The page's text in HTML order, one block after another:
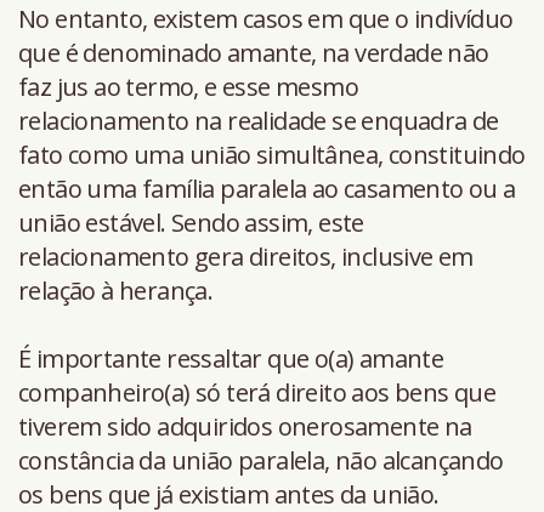
No entanto, existem casos em que o indivíduo
que é denominado amante, na verdade não
faz jus ao termo, e esse mesmo
relacionamento na realidade se enquadra de
fato como uma união simultânea, constituindo
então uma família paralela ao casamento ou a
união estável. Sendo assim, este
relacionamento gera direitos, inclusive em
relação à herança.
É importante ressaltar que o(a) amante
companheiro(a) só terá direito aos bens que
tiverem sido adquiridos onerosamente na
constância da união paralela, não alcançando
os bens que já existiam antes da união.